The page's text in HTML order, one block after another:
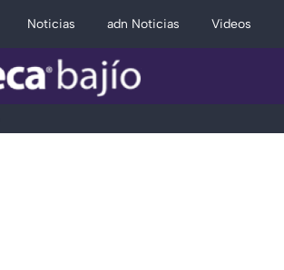
Noticias adn Noticias Videos